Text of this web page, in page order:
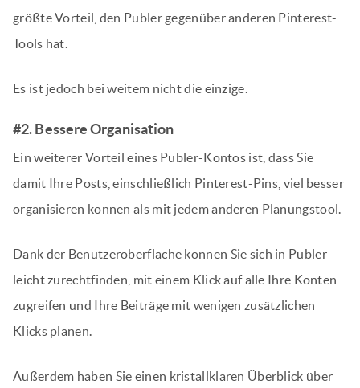
größte Vorteil, den Publer gegenüber anderen Pinterest-
Tools hat.
Es ist jedoch bei weitem nicht die einzige.
#2. Bessere Organisation
Ein weiterer Vorteil eines Publer-Kontos ist, dass Sie
damit Ihre Posts, einschließlich Pinterest-Pins, viel besser
organisieren können als mit jedem anderen Planungstool.
Dank der Benutzeroberfläche können Sie sich in Publer
leicht zurechtfinden, mit einem Klick auf alle Ihre Konten
zugreifen und Ihre Beiträge mit wenigen zusätzlichen
Klicks planen.
Außerdem haben Sie einen kristallklaren Überblick über